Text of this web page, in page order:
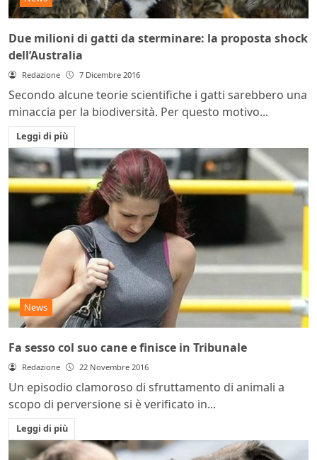
Due milioni di gatti da sterminare: la proposta shock
dell’Australia
Redazione 7 Dicembre 2016
Secondo alcune teorie scientifiche i gatti sarebbero una
minaccia per la biodiversità. Per questo motivo...
Leggi di più
News
Fa sesso col suo cane e finisce in Tribunale
Redazione 22 Novembre 2016
Un episodio clamoroso di sfruttamento di animali a
scopo di perversione si è verificato in...
Leggi di più